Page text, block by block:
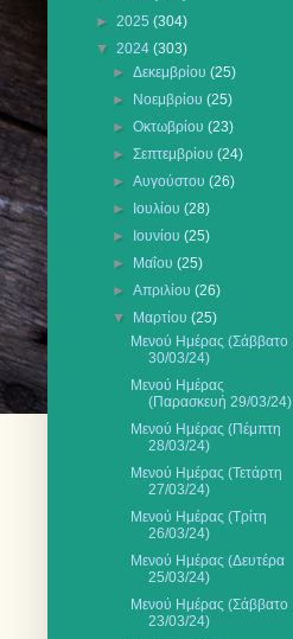
► 2025 (304)
▼ 2024 (303)
►Δεκεμβρίου(25)
►
Νοεμβρίου(25)
►Οκτωβρίου(23)
►Σεπτεμβρίου(24)
►Αυγούστου(26)
►
Ιουλίου(28)
►
Ιουνίου(25)
►
Μαΐου(25)
►Απριλίου(26)
▼
Μαρτίου(25)
Μενού Ημέρας (Σάββατο
30/03/24)
Μενού Ημέρας
(Παρασκευή 29/03/24)
Μενού Ημέρας (Πέμπτη
28/03/24)
Μενού Ημέρας (Τετάρτη
27/03/24)
Μενού Ημέρας (Τρίτη
26/03/24)
Μενού Ημέρας (Δευτέρα
25/03/24)
Μενού Ημέρας (Σάββατο
23/03/24)